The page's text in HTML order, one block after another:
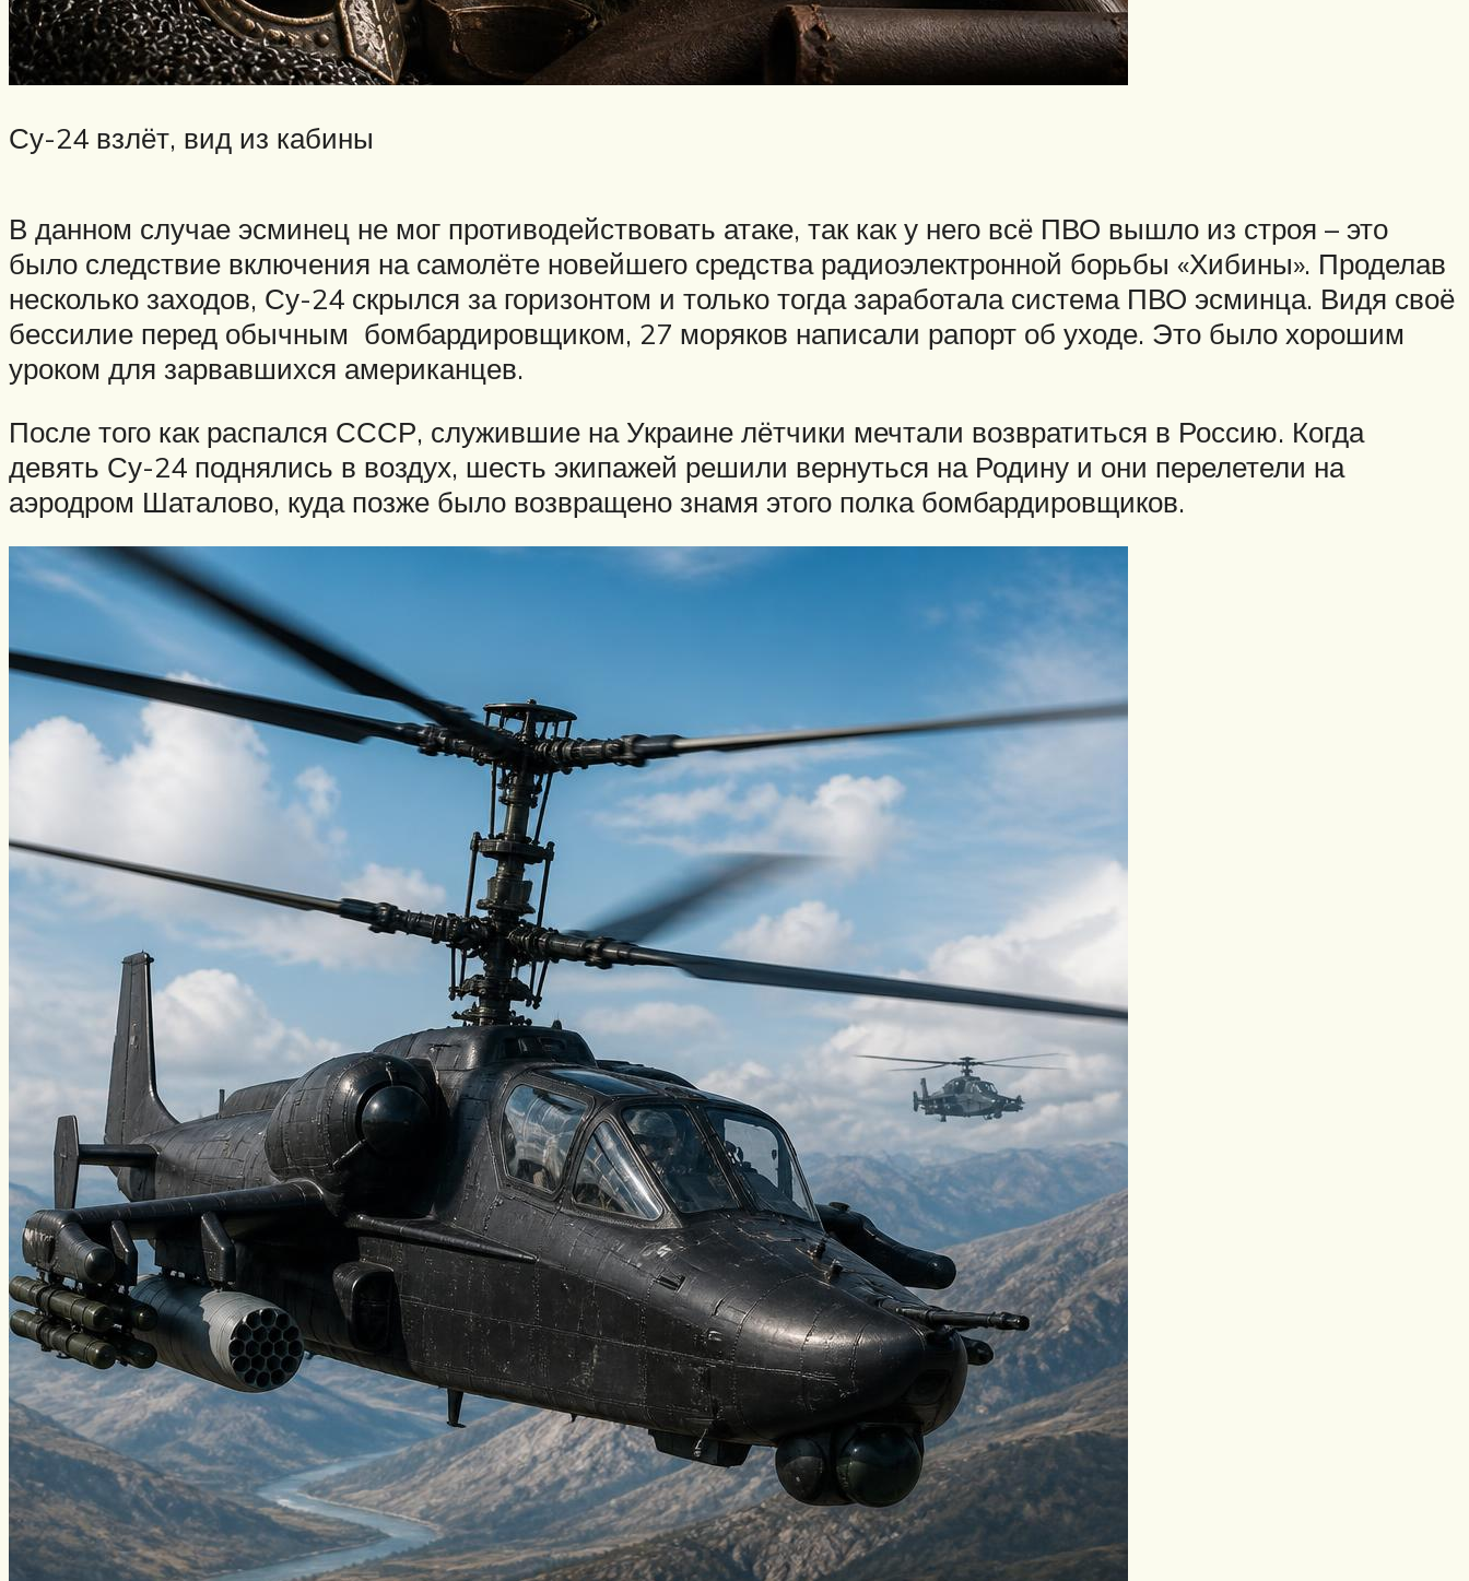
Су-24 взлёт, вид из кабины
В данном случае эсминец не мог противодействовать атаке, так как у него всё ПВО вышло из строя – это
было следствие включения на самолёте новейшего средства радиоэлектронной борьбы «Хибины». Проделав
несколько заходов, Су-24 скрылся за горизонтом и только тогда заработала система ПВО эсминца. Видя своё
бессилие перед обычным бомбардировщиком, 27 моряков написали рапорт об уходе. Это было хорошим
уроком для зарвавшихся американцев.
После того как распался СССР, служившие на Украине лётчики мечтали возвратиться в Россию. Когда
девять Су-24 поднялись в воздух, шесть экипажей решили вернуться на Родину и они перелетели на
аэродром Шаталово, куда позже было возвращено знамя этого полка бомбардировщиков.